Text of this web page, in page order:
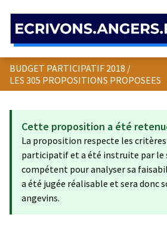
BUDGET PARTICIPATIF 2018 /
LES 305 PROPOSITIONS PROPOSEES
Cette proposition a été
La proposition respecte les
participatif et a été instruite par le
compétent pour analyser sa
a été jugée réalisable et sera donc
angevins.